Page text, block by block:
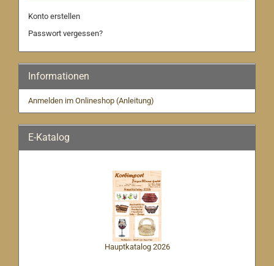
Konto erstellen
Passwort vergessen?
Informationen
Anmelden im Onlineshop (Anleitung)
E-Katalog
Hauptkatalog 2026